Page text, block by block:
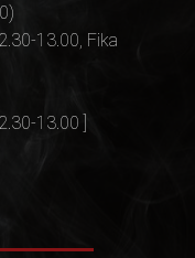
13.00, Fika
13.00 ]